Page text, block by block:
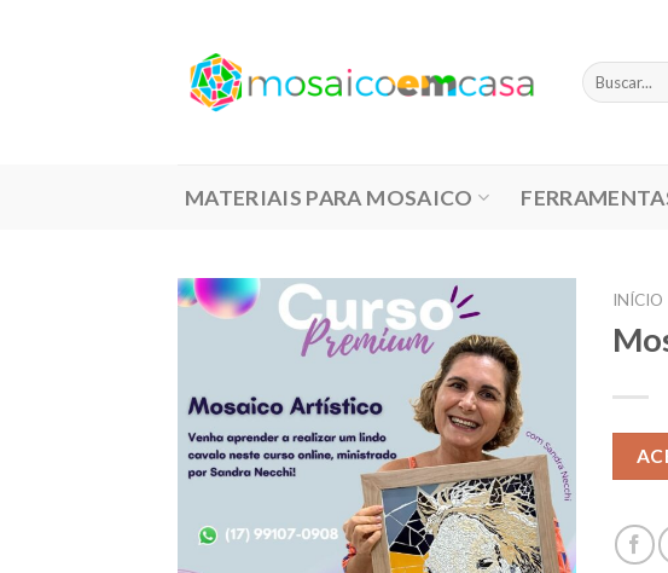
Pesquisar
por:
MATERIAIS PARA MOSAICO
INÍCIO